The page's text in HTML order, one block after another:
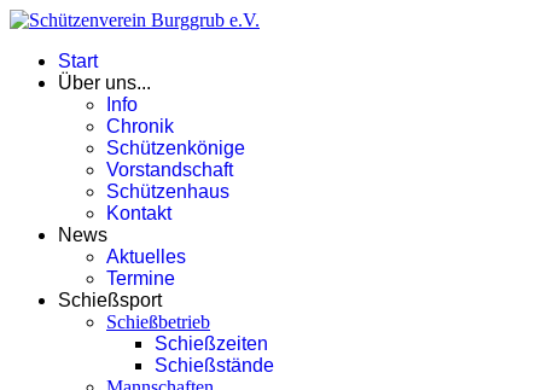
Start
Über uns...
Info
Chronik
Schützenkönige
Vorstandschaft
Schützenhaus
Kontakt
News
Aktuelles
Termine
Schießsport
Schießbetrieb
Schießzeiten
Schießstände